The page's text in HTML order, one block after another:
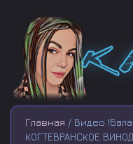
Главная / Видео
КОГТЕВРАНСКОЕ